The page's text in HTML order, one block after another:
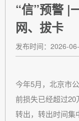
“信”预警 |
网、拔卡
发布时间：2026-
今年5月，北京市
前损失已经超过
转出，转出时间集